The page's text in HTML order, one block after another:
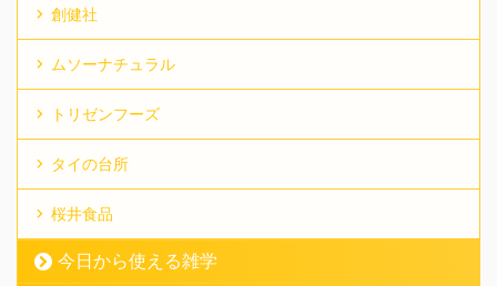
創健社
ムソーナチュラル
トリゼンフーズ
タイの台所
桜井食品
今日から使える雑学